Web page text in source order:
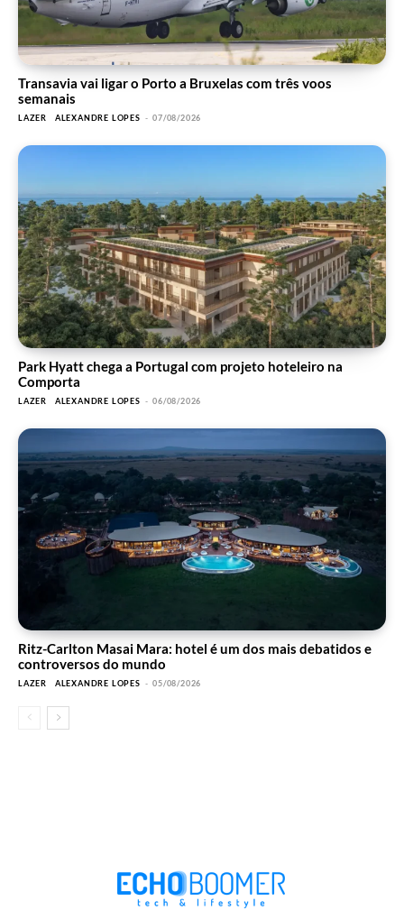
Transavia vai ligar o Porto a Bruxelas com três voos
semanais
LAZER ALEXANDRE LOPES - 07/08/2026
Park Hyatt chega a Portugal com projeto hoteleiro na
Comporta
LAZER ALEXANDRE LOPES - 06/08/2026
Ritz-Carlton Masai Mara: hotel é um dos mais debatidos e
controversos do mundo
LAZER ALEXANDRE LOPES - 05/08/2026